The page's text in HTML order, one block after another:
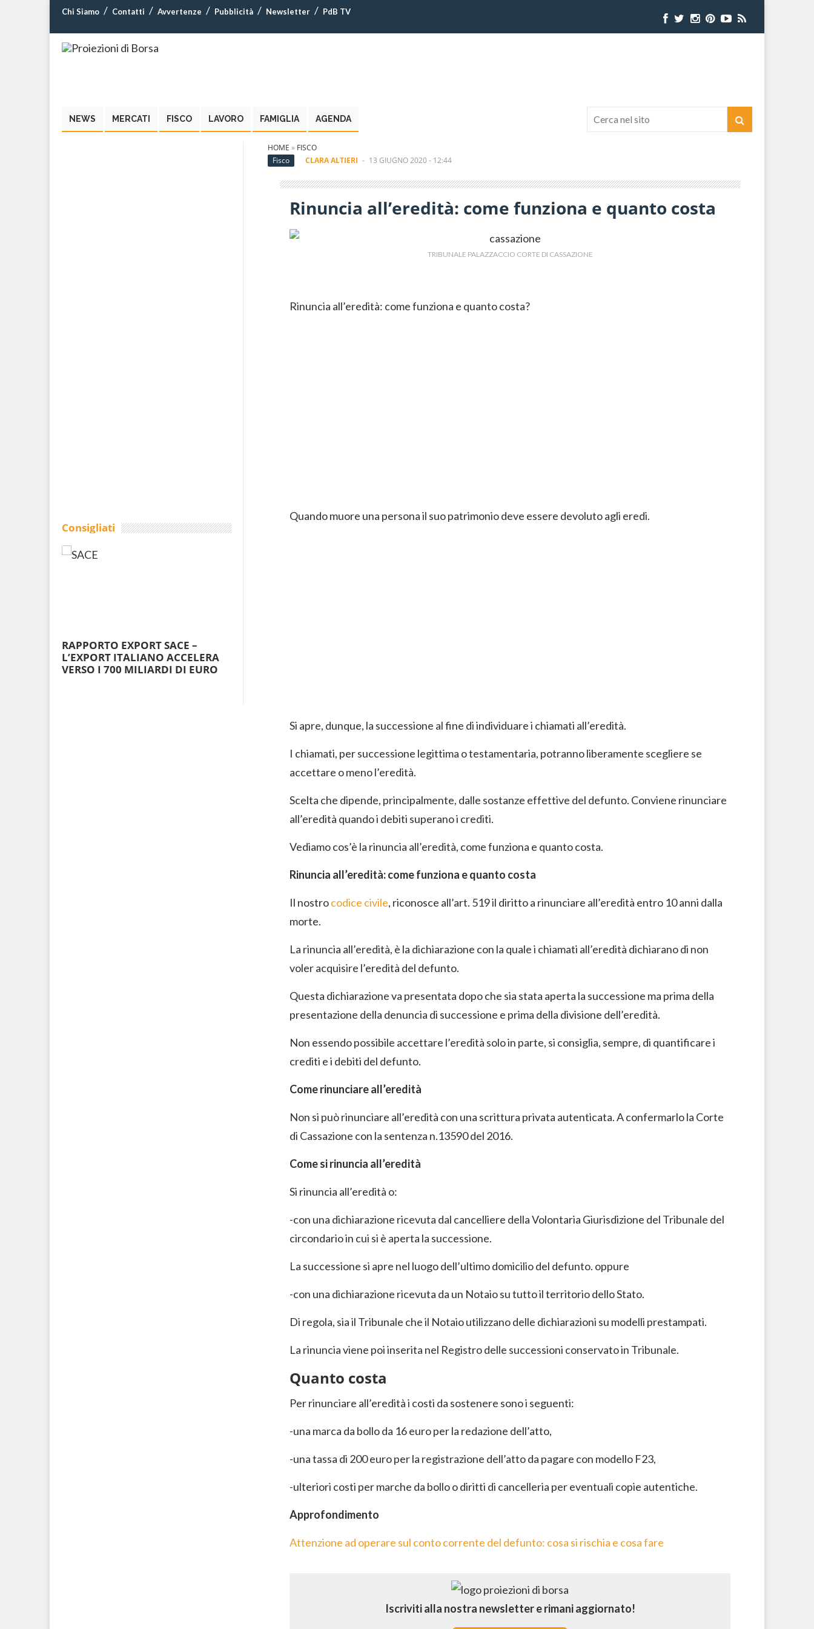
Chi Siamo Contatti Avvertenze Pubblicità Newsletter PdB TV
NEWS MERCATI FISCO LAVORO FAMIGLIA AGENDA
HOME » FISCO
Fisco
CLARA ALTIERI - 13 GIUGNO 2020 - 12:44
Rinuncia all’eredità: come funziona e quanto costa
TRIBUNALE PALAZZACCIO CORTE DI CASSAZIONE
Rinuncia all’eredità: come funziona e quanto costa?
Quando muore una persona il suo patrimonio deve essere devoluto agli eredi.
Si apre, dunque, la successione al fine di individuare i chiamati all’eredità.
I chiamati, per successione legittima o testamentaria, potranno liberamente scegliere se
accettare o meno l’eredità.
Scelta che dipende, principalmente, dalle sostanze effettive del defunto. Conviene rinunciare
all’eredità quando i debiti superano i crediti.
Vediamo cos’è la rinuncia all’eredità, come funziona e quanto costa.
Rinuncia all’eredità: come funziona e quanto costa
Il nostrocodice civile, riconosce all’art. 519 il diritto a rinunciare all’eredità entro 10 anni dalla
morte.
La rinuncia all’eredità, è la dichiarazione con la quale i chiamati all’eredità dichiarano di non
voler acquisire l’eredità del defunto.
Questa dichiarazione va presentata dopo che sia stata aperta la successione ma prima della
presentazione della denuncia di successione e prima della divisione dell’eredità.
Non essendo possibile accettare l’eredità solo in parte, si consiglia, sempre, di quantificare i
crediti e i debiti del defunto.
Come rinunciare all’eredità
Non si può rinunciare all’eredità con una scrittura privata autenticata. A confermarlo la Corte
di Cassazione con la sentenza n.13590 del 2016.
Come si rinuncia all’eredità
Si rinuncia all’eredità o:
-con una dichiarazione ricevuta dal cancelliere della Volontaria Giurisdizione del Tribunale del
circondario in cui si è aperta la successione.
La successione si apre nel luogo dell’ultimo domicilio del defunto. oppure
-con una dichiarazione ricevuta da un Notaio su tutto il territorio dello Stato.
Di regola, sia il Tribunale che il Notaio utilizzano delle dichiarazioni su modelli prestampati.
La rinuncia viene poi inserita nel Registro delle successioni conservato in Tribunale.
Quanto costa
Per rinunciare all’eredità i costi da sostenere sono i seguenti:
-una marca da bollo da 16 euro per la redazione dell’atto,
-una tassa di 200 euro per la registrazione dell’atto da pagare con modello F23,
-ulteriori costi per marche da bollo o diritti di cancelleria per eventuali copie autentiche.
Approfondimento
Attenzione ad operare sul conto corrente del defunto: cosa si rischia e cosa fare
Iscriviti alla nostra newsletter e rimani aggiornato!
Consigliati
RAPPORTO EXPORT SACE –
L’EXPORT ITALIANO ACCELERA
VERSO I 700 MILIARDI DI EURO